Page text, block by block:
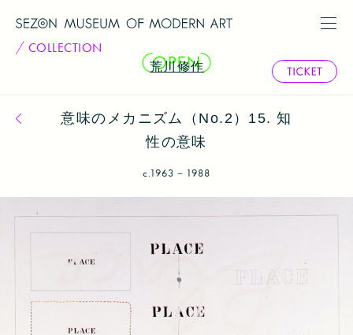
COLLECTION
荒川修作
コレクション一覧へ戻る
意味のメカニズム（No.2）15. 知
性の意味
c.1963－1988